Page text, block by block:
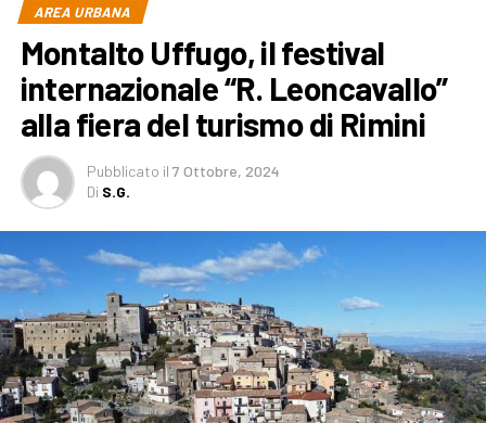
AREA URBANA
Montalto Uffugo, il festival
internazionale “R. Leoncavallo”
alla fiera del turismo di Rimini
Pubblicato il 7 Ottobre, 2024
Di S.G.